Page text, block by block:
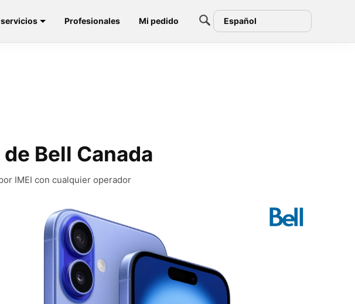
Profesionales Mi pedido Español
Bell Canada
IMEI con cualquier operador